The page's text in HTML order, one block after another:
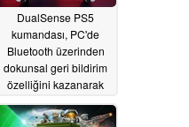
DualSense PS5
kumandası, PC'de
Bluetooth üzerinden
dokunsal geri bildirim
özelliğini kazanarak
farkı kapatıyor06/14/2026